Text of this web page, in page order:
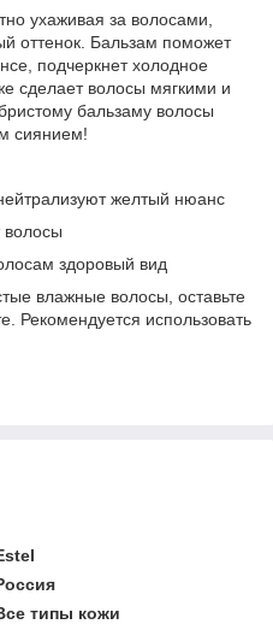
ухаживая за волосами,
оттенок. Бальзам поможет
подчеркнет холодное
сделает волосы мягкими и
бальзаму волосы
сиянием!
желтый нюанс
волосы
здоровый вид
влажные волосы, оставьте
Рекомендуется использовать
типы кожи